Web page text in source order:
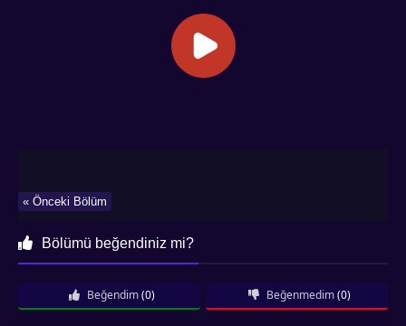
« Önceki Bölüm
Bölümü beğendiniz mi?
Beğendim (0) Beğenmedim (0)